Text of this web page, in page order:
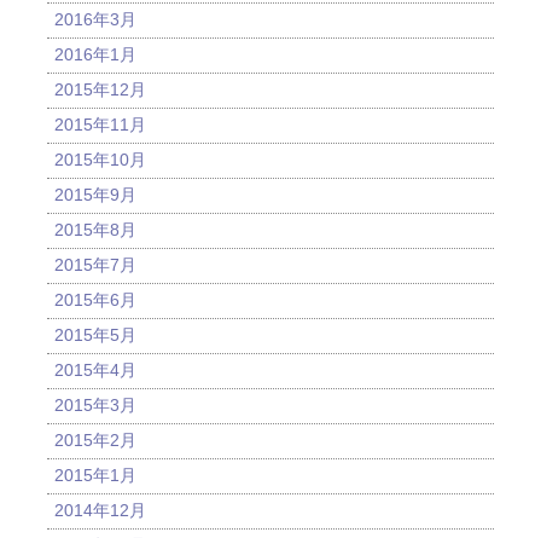
2016年3月
2016年1月
2015年12月
2015年11月
2015年10月
2015年9月
2015年8月
2015年7月
2015年6月
2015年5月
2015年4月
2015年3月
2015年2月
2015年1月
2014年12月